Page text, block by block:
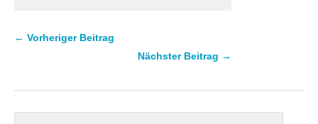
← Vorheriger Beitrag
Nächster Beitrag →